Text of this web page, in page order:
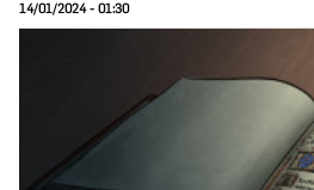
14/01/2024 - 01:30